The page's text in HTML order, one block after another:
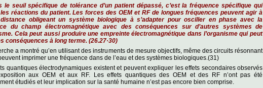
le seuil spéciﬁque de tolérance d’un patient dépassé, c’est la fréquence spéciﬁque qui
réactions du patient. Les forces des OEM et RF de longues fréquences peuvent agir à
obligeant un système biologique à s’adapter pour osciller en phase avec la
du champ électromagnétique avec des conséquences sur d’autres systèmes de
Cela peut aussi produire une empreinte électromagnétique dans l’organisme qui peut
conséquences à long terme. (26.27·30)
a montré qu’en utilisant des instruments de mesure objectifs, même des circuits résonnant
imprimer une fréquence dans de l’eau et des systèmes biologiques.(31)
quantiques électrodynamiques existent et peuvent expliquer les effets secondaires observés
aux OEM et aux RF. Les effets quantiques des OEM et des RF n’ont pas été
étudiés et leur implication sur la santé humaine n’est pas encore bien comprise.